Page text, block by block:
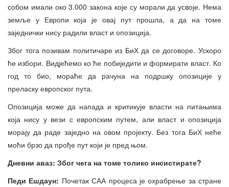
собом имали око 3.000 закона које су морали да усвоје. Нема
земље у Европи која је овај пут прошла, а да на томе
заједнички нису радили власт и опозиција.
Због тога позивам политичаре из БиХ да се договоре. Ускоро
ће избори. Видјећемо ко ће побиједити и формирати власт. Ко
год то био, мораће да рачуна на подршку опозиције у
преласку европског пута.
Опозиција може да напада и критикује власти на питањима
која нису у вези с европским путем, али власт и опозиција
морају да раде заједно на овом пројекту. Без тога БиХ неће
моћи брзо да прође пут који је пред њом.
Дневни аваз: Због чега на томе толико инсистирате?
Педи Ешдаун: Почетак САА процеса је охрабрење за стране